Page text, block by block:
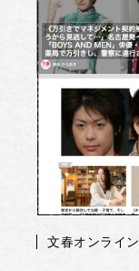
文春オンライン